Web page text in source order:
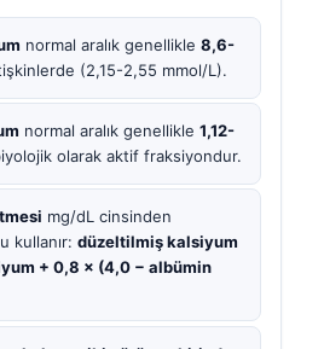
normal aralık genellikle 8,6-
(2,15-2,55 mmol/L).
normal aralık genellikle 1,12-
olarak aktif fraksiyondur.
mg/dL cinsinden
kullanır: düzeltilmiş kalsiyum
+ 0,8 × (4,0 − albümin